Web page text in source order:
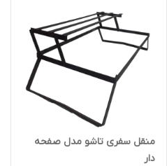
منقل سفری تاشو مدل صفحه
دار